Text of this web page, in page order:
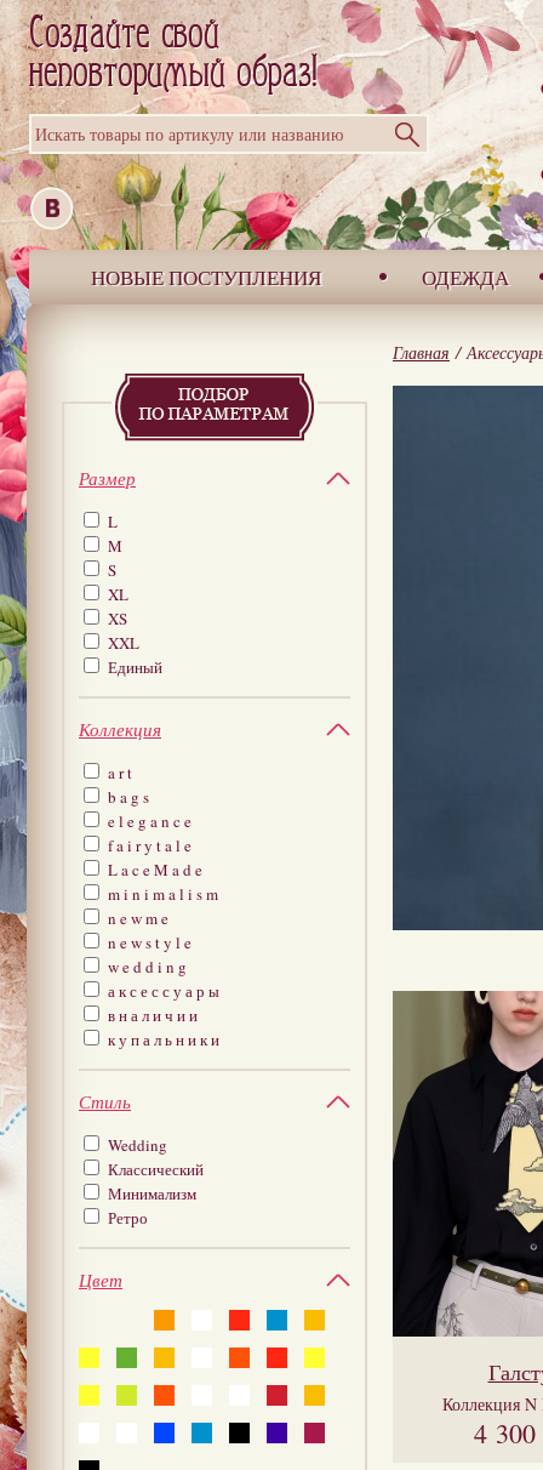
Искать товары по артикулу или названию
НОВЫЕ ПОСТУПЛЕНИЯ ОДЕЖДА
Размер
L
M
S
XL
XS
XXL
Единый
Коллекция
a r t
b a g s
e l e g a n c e
f a i r y t a l e
L a c e M a d e
m i n i m a l i s m
n e w m e
n e w s t y l e
w e d d i n g
а к с е с с у а р ы
в н а л и ч и и
к у п а л ь н и к и
Стиль
Wedding
Классический
Минимализм
Ретро
Цвет
Главная /
Коллекция N
4 300